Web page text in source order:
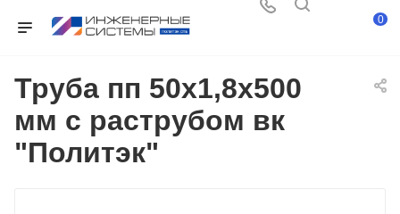
0
Труба пп 50х1,8х500
мм с раструбом вк
"Политэк"